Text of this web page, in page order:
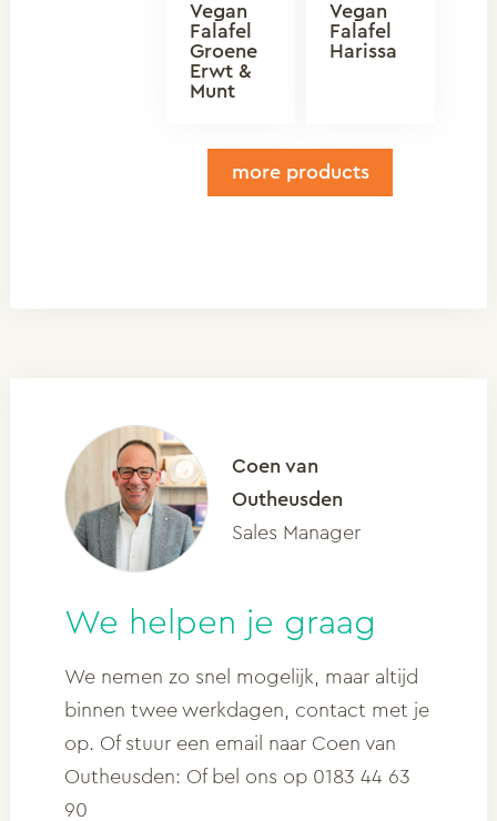
Vegan
Falafel
Groene
Erwt &
Munt
Vegan
Falafel
Harissa
more products
Coen van
Outheusden
Sales Manager
We helpen je graag
We nemen zo snel mogelijk, maar altijd
binnen twee werkdagen, contact met je
op. Of stuur een email naar Coen van
Outheusden: Of bel ons op 0183 44 63
90